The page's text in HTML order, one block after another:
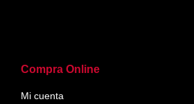
Compra Online
Mi cuenta